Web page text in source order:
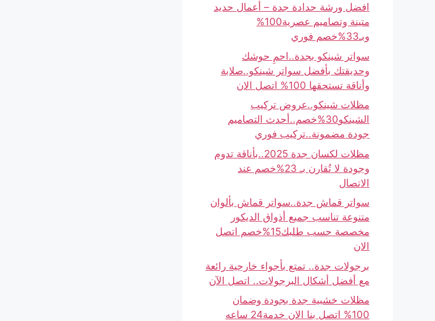
افضل ورشة حدادة جدة – أعمال حديد
متينة وتصاميم عصرية100%
وبـ33%خصم فوري
سواتر شينكو بجدة..احمِ حوشك
وحديقتك بأفضل سواتر شينكو..صلابة
وأناقة تستحقها 100% اتصل الان
مظلات شينكو..عروض تركيب
الشينكو30%خصم..أحدث التصاميم
جودة مضمونة..تركيب فوري
مظلات لكسان جدة 2025..بأناقة تدوم
وجودة لا تُقارن بـ 23%خصم عند
الاتصال
سواتر قماش جدة..سواتر قماش بألوان
متنوعة تناسب جميع أذواق الديكور
مخصصة حسب طلبك15%خصم اتصل
الان
برجولات جدة.. تمتع بأجواء خارجية رائعة
مع أفضل أشكال البرجولات.. اتصل الآن
مظلات خشبية جدة بجودة وضمان
100% اتصل بنا الان خدمة24 ساعه